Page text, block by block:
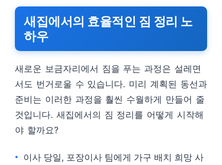
새집에서의 효율적인 짐 정리 노
하우
새로운 보금자리에서 짐을 푸는 과정은 설레면
서도 번거로울 수 있습니다. 미리 계획된 동선과
준비는 이러한 과정을 훨씬 수월하게 만들어 줄
것입니다. 새집에서의 짐 정리를 어떻게 시작해
야 할까요?
이사 당일, 포장이사 팀에게 가구 배치 희망 사